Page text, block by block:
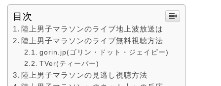
目次
陸上男子マラソンのライブ地上波放送は
陸上男子マラソンのライブ無料視聴方法
gorin.jp(ゴリン・ドット・ジェイピー)
TVer(ティーバー)
陸上男子マラソンの見逃し視聴方法